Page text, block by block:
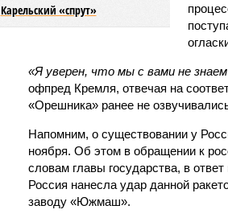
Карельский «спрут»
«Я уверен, что мы с вами не
офпред Кремля, отвечая на
«Орешника» ранее не
Напомним, о существовании у
ноября. Об этом в обращении к
словам главы государства, в
Россия нанесла удар данной
заводу «Южмаш».